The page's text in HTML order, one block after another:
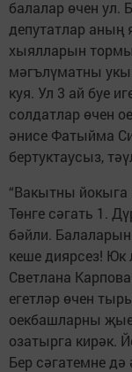
балалар өчен ул.
депутатлар аның
хыялларын
мәгълүматны
куя. Ул 3 ай буе
солдатлар өчен
әнисе Фатыйма
бертуктаусыз,
“Вакытны
Төнге сәгать 1.
бәйли.
кеше диярсез!
Светлана
егетләр өчен
оекбашларны
озатырга кирәк.
Бер сәгатемне